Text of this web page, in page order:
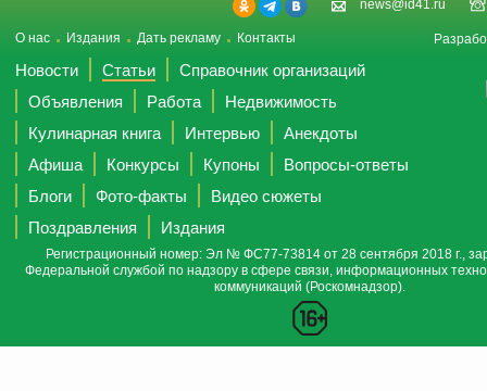
news@id41.ru
О нас Издания Дать рекламу Контакты
Новости Статьи
Справочник организаций
Объявления
Работа
Недвижимость
Кулинарная книга
Интервью
Анекдоты
Афиша
Конкурсы Купоны
Вопросы-ответы
Блоги
Фото-факты
Видео сюжеты
Поздравления
Издания
Регистрационный номер: Эл № ФС77-73814 от 28 сентября 2018 г.,
Федеральной службой по надзору в сфере связи, информационных
коммуникаций (Роскомнадзор).